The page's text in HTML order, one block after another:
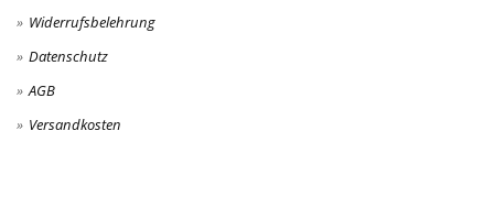
Widerrufsbelehrung
Datenschutz
AGB
Versandkosten